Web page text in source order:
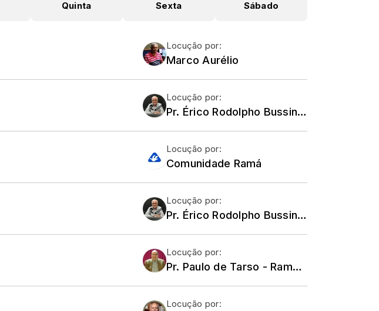
Quinta Sexta Sábado
Locução por:
Marco Aurélio
Locução por:
Pr. Érico Rodolpho Bussinger - Comunidade Ramá
Locução por:
Comunidade Ramá
Locução por:
Pr. Érico Rodolpho Bussinger - Comunidade Ramá
Locução por:
Pr. Paulo de Tarso - Ramá Niterói
Locução por: